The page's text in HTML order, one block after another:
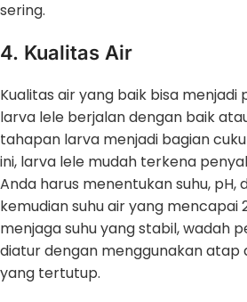
sering.
4. Kualitas Air
Kualitas air yang baik bisa menjadi
larva lele berjalan dengan baik
tahapan larva menjadi bagian
ini, larva lele mudah terkena
Anda harus menentukan suhu, pH,
kemudian suhu air yang mencapai
menjaga suhu yang stabil, wadah
diatur dengan menggunakan atap
yang tertutup.